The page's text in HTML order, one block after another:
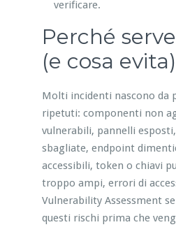
verificare.
Perché
(e cosa evita)
Molti incidenti nascono da
ripetuti: componenti non
vulnerabili, pannelli
sbagliate, endpoint
accessibili, token o chiavi
troppo ampi, errori di
Vulnerability Assessment
questi rischi prima che